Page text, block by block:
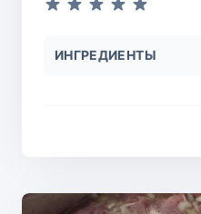
ИНГРЕДИЕНТЫ